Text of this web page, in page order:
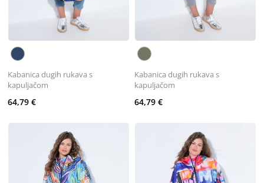
Kabanica dugih rukava s
kapuljačom
64,79 €
Kabanica dugih rukava s
kapuljačom
64,79 €